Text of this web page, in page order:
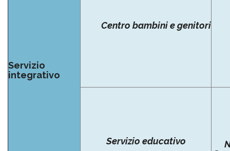
Servizio
integrativo
Centro bambini e genitori
Servizio educativo